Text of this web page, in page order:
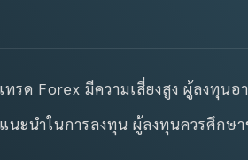
เทรด Forex มีความเสี่ยงสูง ผู้ลง
ะนำในการลงทุน ผู้ลงทุนควรศึก